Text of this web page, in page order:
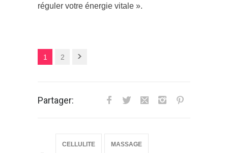
réguler votre énergie vitale ».
1 2
Partager:
CELLULITE MASSAGE